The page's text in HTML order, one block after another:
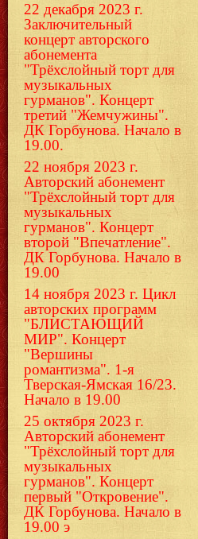
22 декабря 2023 г.
Заключительный
концерт авторского
абонемента
"Трёхслойный торт для
музыкальных
гурманов". Концерт
третий "Жемчужины".
ДК Горбунова. Начало в
19.00.
22 ноября 2023 г.
Авторский абонемент
"Трёхслойный торт для
музыкальных
гурманов". Концерт
второй "Впечатление".
ДК Горбунова. Начало в
19.00
14 ноября 2023 г. Цикл
авторских программ
"БЛИСТАЮЩИЙ
МИР". Концерт
"Вершины
романтизма". 1-я
Тверская-Ямская 16/23.
Начало в 19.00
25 октября 2023 г.
Авторский абонемент
"Трёхслойный торт для
музыкальных
гурманов". Концерт
первый "Откровение".
ДК Горбунова. Начало в
19.00 э